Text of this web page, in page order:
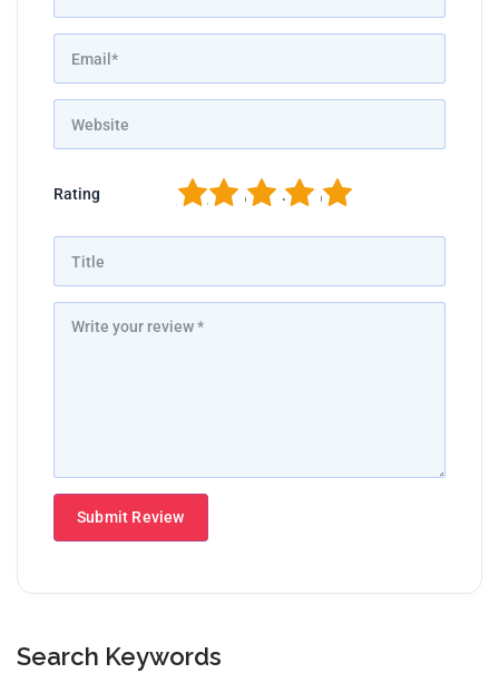
Rating 5
4
3
2
Search Keywords